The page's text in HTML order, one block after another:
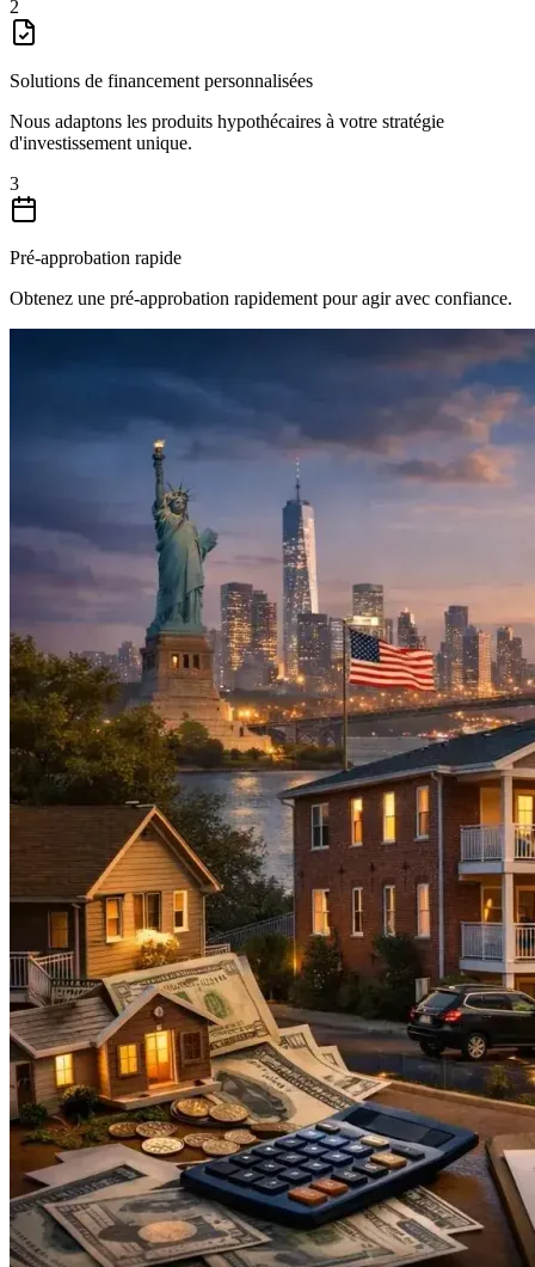
2
Solutions de financement personnalisées
Nous adaptons les produits hypothécaires à votre stratégie
d'investissement unique.
3
Pré-approbation rapide
Obtenez une pré-approbation rapidement pour agir avec confiance.